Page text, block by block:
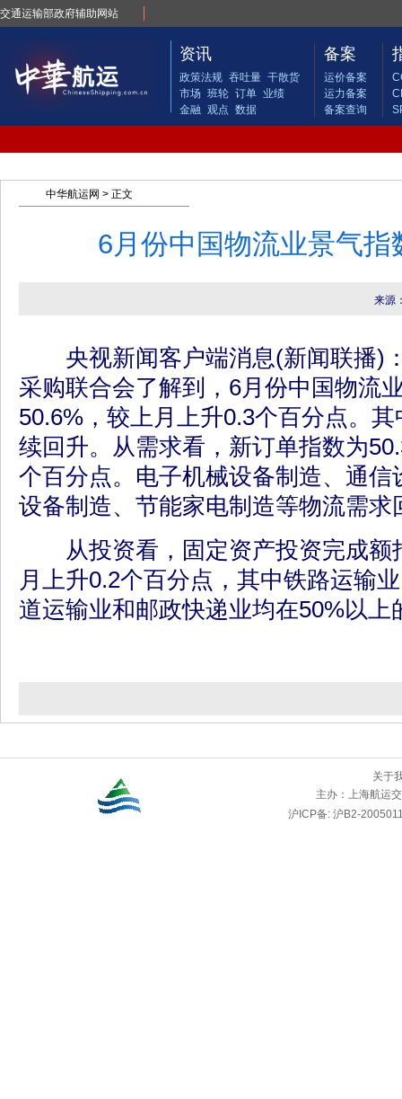
交通运输部政府辅助网站
资讯
政策法规 吞吐量 干散货
市场 班轮 订单 业绩
金融 观点 数据
备案
运价备案
运力备案
备案查询
中华航运网 > 正文
6月份中国物流业景气指
来源
央视新闻客户端消息(新闻联播)
采购联合会了解到，6月份中国物流
50.6%，较上月上升0.3个百分点。
续回升。从需求看，新订单指数为
个百分点。电子机械设备制造、通信
设备制造、节能家电制造等物流需求
从投资看，固定资产投资完成额
月上升0.2个百分点，其中铁路运输
道运输业和邮政快递业均在50%以上
关于
主办： 上海航运
沪ICP备: 沪B2-